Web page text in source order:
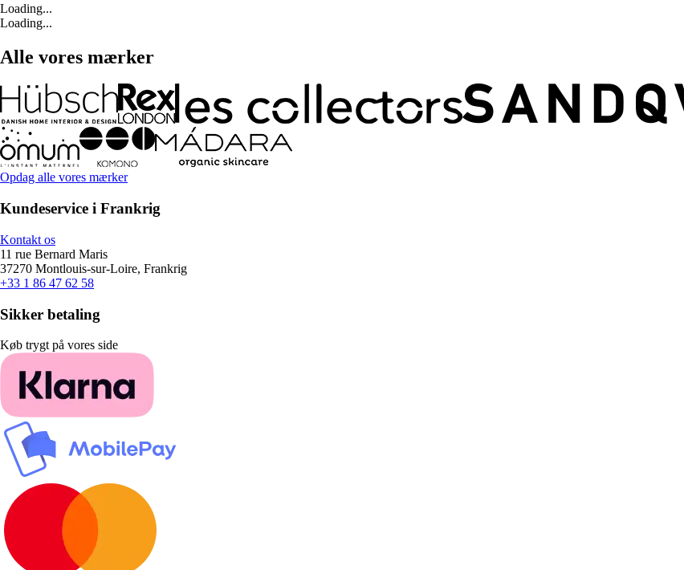
Loading...
Loading...
Alle vores mærker
Opdag alle vores mærker
Kundeservice i Frankrig
Kontakt os
11 rue Bernard Maris
37270 Montlouis-sur-Loire, Frankrig
+33 1 86 47 62 58
Sikker betaling
Køb trygt på vores side